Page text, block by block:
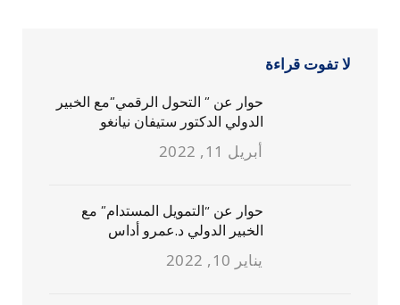
لا تفوت قراءة
حوار عن ” التحول الرقمي”مع الخبير
الدولي الدكتور ستيفان نيانغو
أبريل 11, 2022
حوار عن “التمويل المستدام” مع
الخبير الدولي د.عمرو أداس
يناير 10, 2022